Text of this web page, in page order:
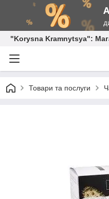
"Korysna Kramnytsya":
Товари та послуги